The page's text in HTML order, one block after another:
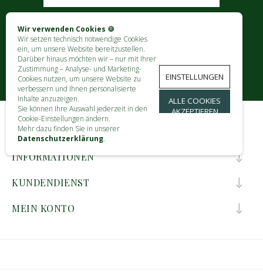
Wir verwenden Cookies 🍪
Wir setzen technisch notwendige Cookies
ein, um unsere Website bereitzustellen.
Darüber hinaus möchten wir – nur mit Ihrer
Zustimmung – Analyse- und Marketing-
Cookies nutzen, um unsere Website zu
verbessern und Ihnen personalisierte
Inhalte anzuzeigen.
Sie können Ihre Auswahl jederzeit in den
Cookie-Einstellungen ändern.
Mehr dazu finden Sie in unserer
Datenschutzerklärung.
EINSTELLUNGEN
ALLE COOKIES
AKZEPTIEREN
ABONNIEREN
KONTAKT
INFORMATIONEN
KUNDENDIENST
MEIN KONTO